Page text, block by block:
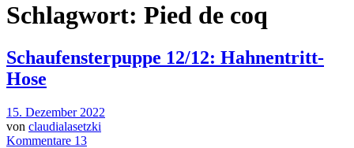
Schlagwort: Pied de coq
Schaufensterpuppe 12/12: Hahnentritt-
Hose
15. Dezember 2022
von claudialasetzki
Kommentare 13